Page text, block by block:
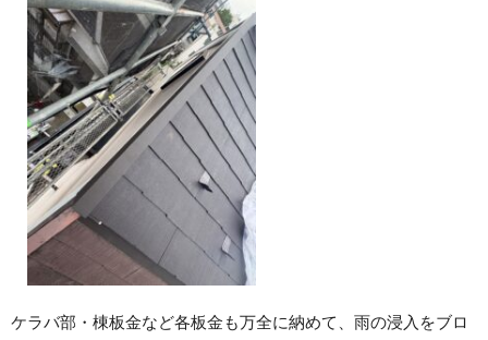
ケラバ部・棟板金など各板金も万全に納めて、雨の浸入をブロ